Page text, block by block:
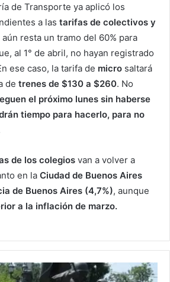
de Transporte ya aplicó los
a las tarifas de colectivos y
aún resta un tramo del 60% para
al 1° de abril, no hayan registrado
ese caso, la tarifa de micro saltará
de trenes de $130 a $260. No
el próximo lunes sin haberse
tiempo para hacerlo, para no
de los colegios van a volver a
en la Ciudad de Buenos Aires
de Buenos Aires (4,7%), aunque
a la inflación de marzo.